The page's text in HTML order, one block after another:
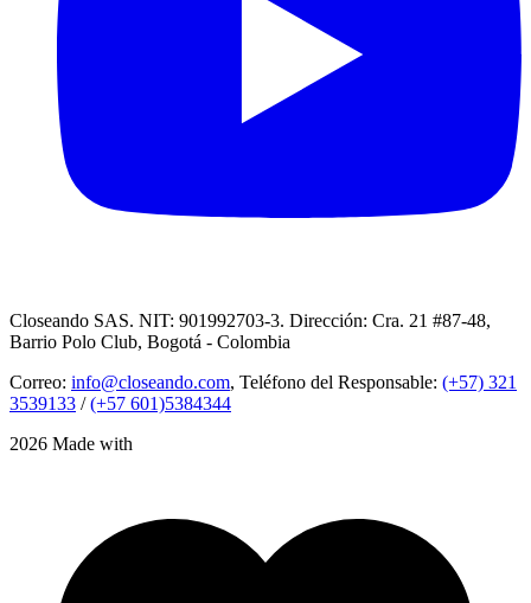
Closeando SAS. NIT: 901992703-3. Dirección: Cra. 21 #87-48,
Barrio Polo Club, Bogotá - Colombia
Correo: info@closeando.com, Teléfono del Responsable: (+57) 321
3539133 /(+57 601)5384344
2026 Made with